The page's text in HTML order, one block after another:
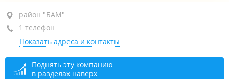
район "БАМ", ул. Постышева, 47
кв. 43
+7 914 708-11-16
закрыто, откроется в 09:00
район "БАМ"
1 телефон
Показать адреса и контакты
Поднять эту компанию
в разделах наверх